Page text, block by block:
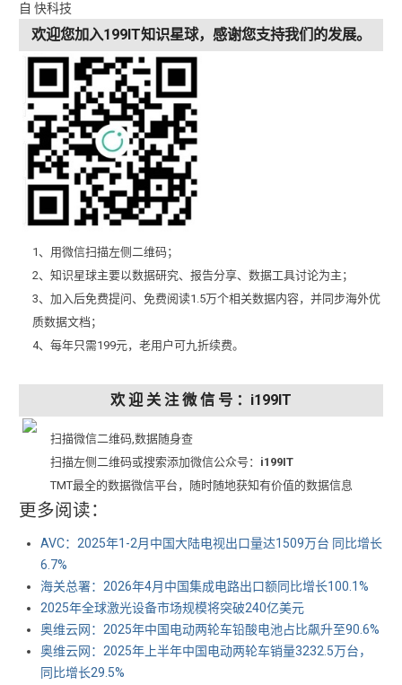
自 快科技
欢迎您加入199IT知识星球，感谢您支持我们的发展。
1、用微信扫描左侧二维码；
2、知识星球主要以数据研究、报告分享、数据工具讨论为主；
3、加入后免费提问、免费阅读1.5万个相关数据内容，并同步海外优
质数据文档；
4、每年只需199元，老用户可九折续费。
欢 迎 关 注 微 信 号 ：i199IT
扫描微信二维码,数据随身查
扫描左侧二维码或搜索添加微信公众号： i199IT
TMT最全的数据微信平台，随时随地获知有价值的数据信息
更多阅读：
AVC：2025年1-2月中国大陆电视出口量达1509万台 同比增长
6.7%
海关总署：2026年4月中国集成电路出口额同比增长100.1%
2025年全球激光设备市场规模将突破240亿美元
奥维云网：2025年中国电动两轮车铅酸电池占比飙升至90.6%
奥维云网：2025年上半年中国电动两轮车销量3232.5万台，
同比增长29.5%